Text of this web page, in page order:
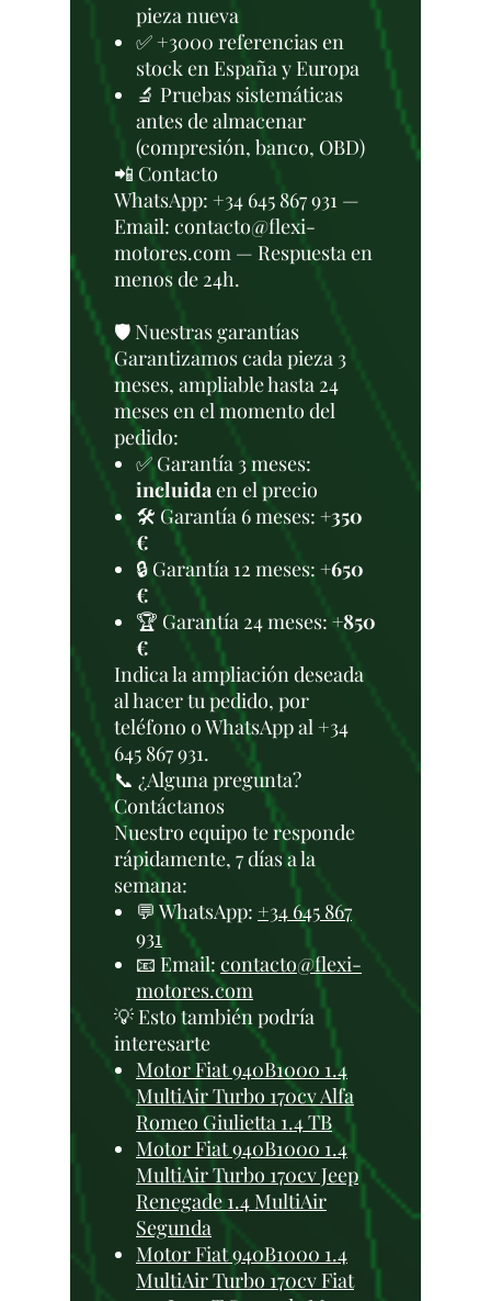
pieza nueva
✅ +3000 referencias en
stock en España y Europa
🔬 Pruebas sistemáticas
antes de almacenar
(compresión, banco, OBD)
📲 Contacto
WhatsApp: +34 645 867 931 —
Email: contacto@flexi-
motores.com — Respuesta en
menos de 24h.
🛡️ Nuestras garantías
Garantizamos cada pieza 3
meses, ampliable hasta 24
meses en el momento del
pedido:
✅ Garantía 3 meses:
incluidaen el precio
🛠️ Garantía 6 meses: +350
€
🔒 Garantía 12 meses: +650
€
🏆 Garantía 24 meses:+850
€
Indica la ampliación deseada
al hacer tu pedido, por
teléfono o WhatsApp al +34
645 867 931.
📞 ¿Alguna pregunta?
Contáctanos
Nuestro equipo te responde
rápidamente, 7 días a la
semana:
💬 WhatsApp: +34 645 867
931
📧 Email: contacto@flexi-
motores.com
💡 Esto también podría
interesarte
Motor Fiat 940B1000 1.4
MultiAir Turbo 170cv Alfa
Romeo Giulietta 1.4 TB
Motor Fiat 940B1000 1.4
MultiAir Turbo 170cv Jeep
Renegade 1.4 MultiAir
Segunda
Motor Fiat 940B1000 1.4
MultiAir Turbo 170cv Fiat